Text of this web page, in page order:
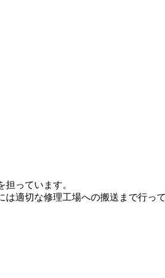
っています。
適切な修理工場への搬送まで行っ